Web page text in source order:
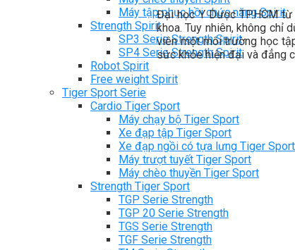
Máy tập phục hồi chức năng Spirit
Strength Spirit
SP3 Serie Strength Spirit
SP4 Serie Strength Spirit
Robot Spirit
Free weight Spirit
Tiger Sport Serie
Cardio Tiger Sport
Máy chạy bộ Tiger Sport
Xe đạp tập Tiger Sport
Xe đạp ngồi có tựa lưng Tiger Sport
Máy trượt tuyết Tiger Sport
Máy chèo thuyền Tiger Sport
Strength Tiger Sport
TGP Serie Strength
TGP 20 Serie Strength
TGS Serie Strength
TGF Serie Strength
Đại học Y Dược TP.HCM
khoa. Tuy nhiên, không chỉ
viên một môi trường học
sức khỏe hiện đại và đẳng